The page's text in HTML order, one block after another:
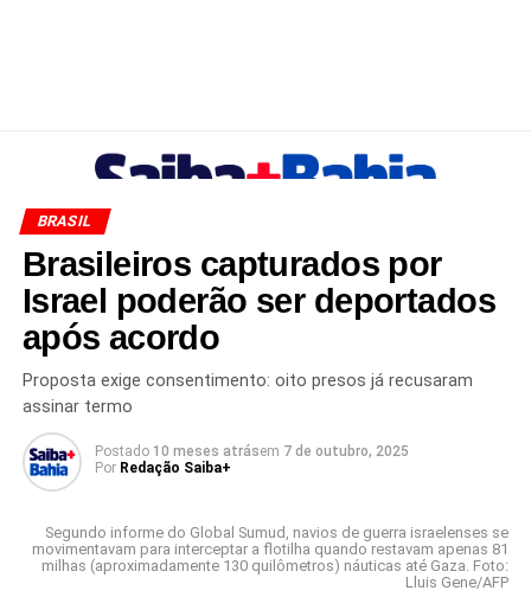
BRASIL
Brasileiros capturados por
Israel poderão ser deportados
após acordo
Proposta exige consentimento: oito presos já recusaram
assinar termo
Postado 10 meses atrásem 7 de outubro, 2025
Por Redação Saiba+
Segundo informe do Global Sumud, navios de guerra israelenses se
movimentavam para interceptar a flotilha quando restavam apenas 81
milhas (aproximadamente 130 quilômetros) náuticas até Gaza. Foto:
Lluis Gene/AFP